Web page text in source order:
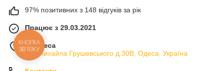
97% позитивних з 148 відгуків за рік
Працює з 29.03.2021
м. Одеса
вул.Михайла Грушевського д.30В, Одеса, Україна
КНОПКА
ЗВ'ЯЗКУ